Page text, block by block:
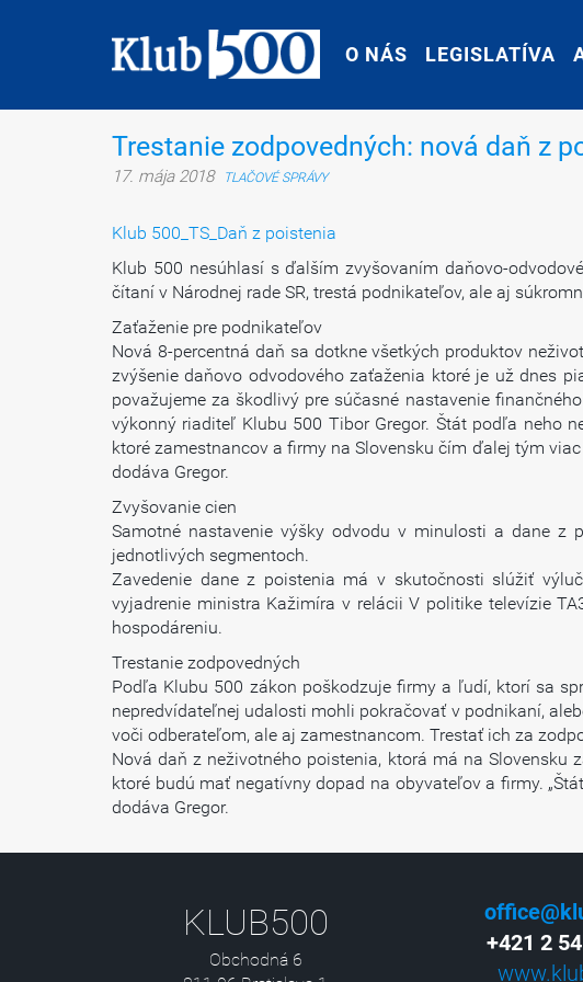
O NÁS LEGISLATÍVA
O NÁS LEGISLATÍVA
Trestanie zodpovedných: nová daň z
17. mája 2018 TLAČOVÉ SPRÁVY
Klub 500_TS_Daň z poistenia
Klub 500 nesúhlasí s ďalším zvyšovaním daňovo-
čítaní v Národnej rade SR, trestá podnikateľov, ale aj
Zaťaženie pre podnikateľov
Nová 8-percentná daň sa dotkne všetkých produktov
zvýšenie daňovo odvodového zaťaženia ktoré je už dnes
považujeme za škodlivý pre súčasné nastavenie
výkonný riaditeľ Klubu 500 Tibor Gregor. Štát podľa neho
ktoré zamestnancov a firmy na Slovensku čím ďalej tým
dodáva Gregor.
Zvyšovanie cien
Samotné nastavenie výšky odvodu v minulosti a dane z
jednotlivých segmentoch.
Zavedenie dane z poistenia má v skutočnosti slúžiť
vyjadrenie ministra Kažimíra v relácii V politike televízie
hospodáreniu.
Trestanie zodpovedných
Podľa Klubu 500 zákon poškodzuje firmy a ľudí, ktorí sa
nepredvídateľnej udalosti mohli pokračovať v podnikaní,
voči odberateľom, ale aj zamestnancom. Trestať ich za
Nová daň z neživotného poistenia, ktorá má na Slovensku
ktoré budú mať negatívny dopad na obyvateľov a firmy.
dodáva Gregor.
KLUB500
Obchodná 6
+421 2